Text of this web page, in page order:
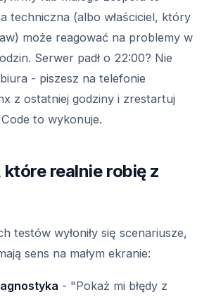
techniczna (albo właściciel, który
może reagować na problemy w
Serwer padł o 22:00? Nie
- piszesz na telefonie
z ostatniej godziny i zrestartuj
to wykonuje.
realnie robię z
testów wyłoniły się scenariusze,
sens na małym ekranie:
- "Pokaż mi błędy z